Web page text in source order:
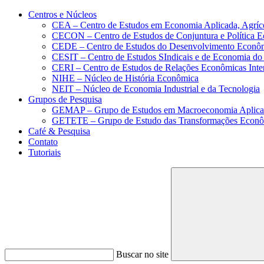
Conteúdo principal Menu principal
Centros e Núcleos
CEA – Centro de Estudos em Economia Aplicada,
CECON – Centro de Estudos de Conjuntura e Política
CEDE – Centro de Estudos do Desenvolvimento
CESIT – Centro de Estudos SIndicais e de Economia
CERI – Centro de Estudos de Relações Econômicas
NIHE – Núcleo de História Econômica
NEIT – Núcleo de Economia Industrial e da Tecnologia
Grupos de Pesquisa
GEMAP – Grupo de Estudos em Macroeconomia
GETETE – Grupo de Estudo das Transformações
Café & Pesquisa
Contato
Tutoriais
Buscar no site